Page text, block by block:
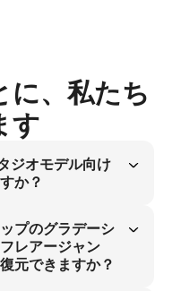
に、私たち
す
ジオモデル向け
か？
トスタジオライトと透け
消。マテリアルリアリズム
場向けAmazonメイン商品
プのグラデーシ
レアージャン
元できますか？